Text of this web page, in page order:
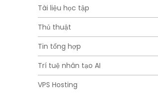
Tài liệu học tập
Thủ thuật
Tin tổng hợp
Trí tuệ nhân tạo AI
VPS Hosting